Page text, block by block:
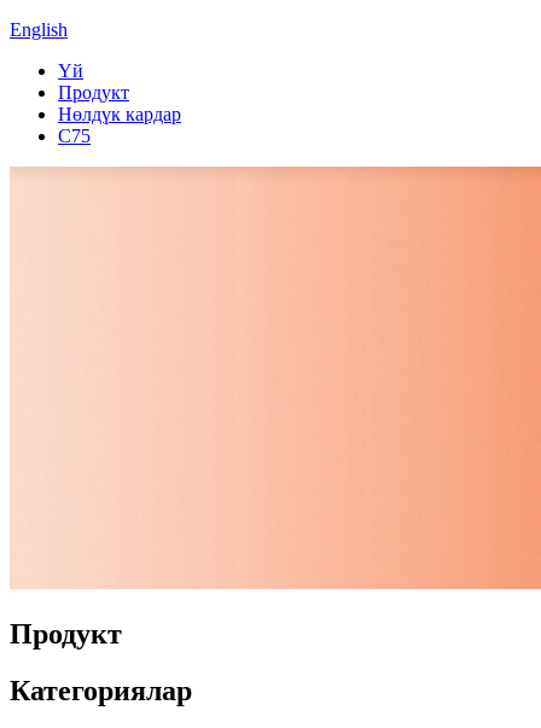
English
Үй
Продукт
Нөлдүк кардар
C75
Продукт
Категориялар